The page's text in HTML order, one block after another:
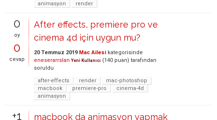
animasyon
render
0
oy
0
cevap
After effects, premiere pro ve
cinema 4d için uygun mu?
20 Temmuz 2019 Mac Ailesi kategorisinde
eneserarrslan Yeni Kullanıcı (140 puan) tarafından
soruldu
after-effects
render
mac-photoshop
macbook
premiere-pro
cinema-4d
animasyon
+1 macbook da animasyon yapmak